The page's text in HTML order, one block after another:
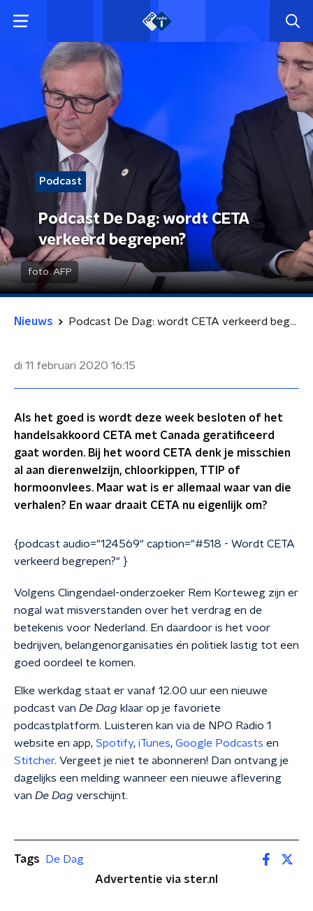
Podcast
Podcast De Dag: wordt CETA
verkeerd begrepen?
foto:AFP
Nieuws Podcast De Dag: wordt CETA verkeerd begrepen?
di 11 februari 2020 16:15
Als het goed is wordt deze week besloten of het
handelsakkoord CETA met Canada geratificeerd
gaat worden. Bij het woord CETA denk je misschien
al aan dierenwelzijn, chloorkippen, TTIP of
hormoonvlees. Maar wat is er allemaal waar van die
verhalen? En waar draait CETA nu eigenlijk om?
{podcast audio="124569" caption="#518 - Wordt CETA
verkeerd begrepen?" }
Volgens Clingendael-onderzoeker Rem Korteweg zijn er
nogal wat misverstanden over het verdrag en de
betekenis voor Nederland. En daardoor is het voor
bedrijven, belangenorganisaties én politiek lastig tot een
goed oordeel te komen.
Elke werkdag staat er vanaf 12.00 uur een nieuwe
podcast van De Dag klaar op je favoriete
podcastplatform. Luisteren kan via de NPO Radio 1
website en app, Spotify, iTunes, Google Podcasts en
Stitcher. Vergeet je niet te abonneren! Dan ontvang je
dagelijks een melding wanneer een nieuwe aflevering
van De Dag verschijnt.
Tags
De Dag
Advertentie via ster.nl